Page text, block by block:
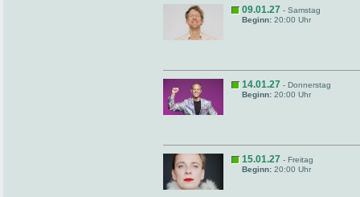
09.01.27 - Samstag
Beginn: 20:00 Uhr
14.01.27 - Donnerstag
Beginn: 20:00 Uhr
15.01.27 - Freitag
Beginn: 20:00 Uhr